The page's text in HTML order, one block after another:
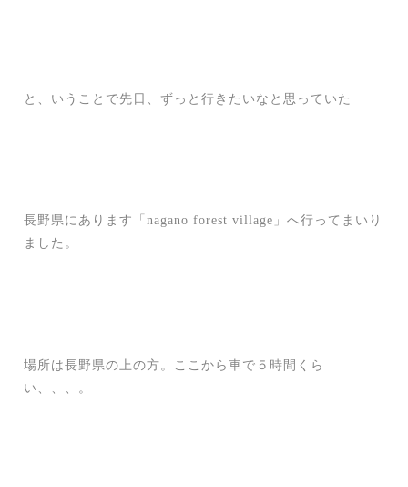
と、いうことで先日、ずっと行きたいなと思っていた
長野県にあります「nagano forest village」へ行ってまいり
ました。
場所は長野県の上の方。ここから車で５時間くら
い、、、。